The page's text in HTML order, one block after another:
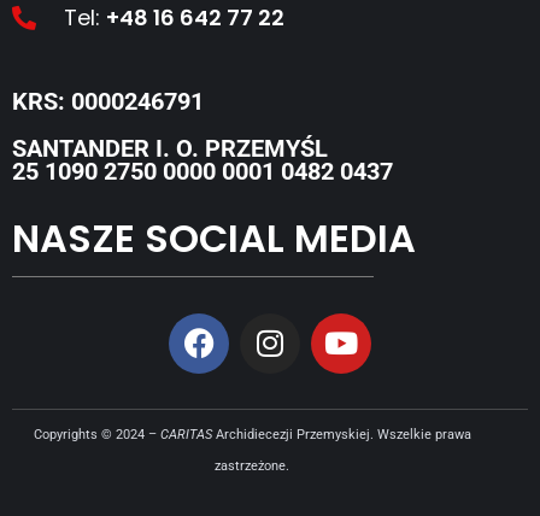
Tel: +48 16 642 77 22
KRS: 0000246791
SANTANDER I. O. PRZEMYŚL
25 1090 2750 0000 0001 0482 0437
NASZE SOCIAL MEDIA
Copyrights © 2024 – CARITASArchidiecezji Przemyskiej. Wszelkie prawa
zastrzeżone.